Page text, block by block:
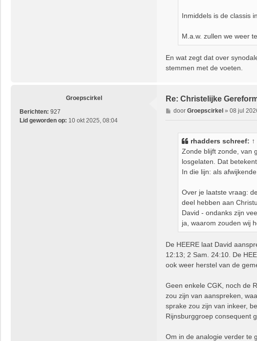
Inmiddels is de classis
M.a.w. zullen we weer
En wat zegt dat over
stemmen met de voeten.
Groepscirkel
Berichten: 927
Lid geworden op: 10 okt 2025, 08:04
Re: Christelijke
B
e
door Groepscirkel» 08 jul
rhadders schreef: ↑
Zonde blijft zonde, van
losgelaten. Dat
In die lijn: als
Over je laatste vraag:
deel hebben aan
David - ondanks zijn
ja, waarom zouden wij
De HEERE laat David
12:13; 2 Sam. 24:10. De
ook weer herstel van de
Geen enkele CGK, noch de
zou zijn van aanspreken,
sprake zou zijn van inkeer,
Rijnsburggroep consequent
Om in de analogie verder te